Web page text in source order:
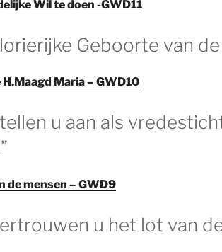
Wil te doen -GWD11
Geboorte van de
Maria – GWD10
u aan als
de mensen – GWD9
u het lot van